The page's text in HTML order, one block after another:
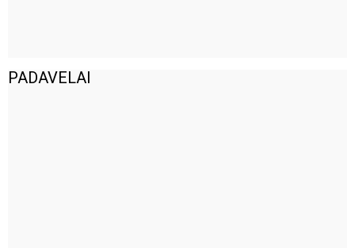
PADAVELAI